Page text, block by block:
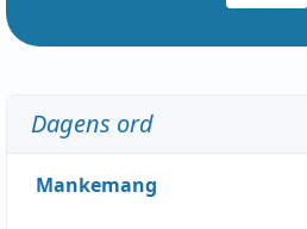
Dagens ord
Mankemang